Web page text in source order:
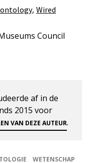
, Wired
Council
af in de
2015 voor
VAN DEZE AUTEUR.
WETENSCHAP